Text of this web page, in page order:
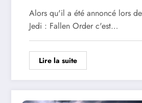
Alors qu'il a été annoncé lors
Jedi : Fallen Order c'est…
Lire la suite